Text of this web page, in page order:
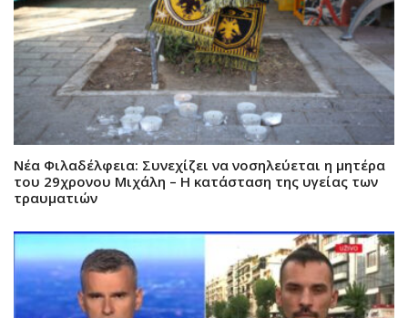
Νέα Φιλαδέλφεια: Συνεχίζει να νοσηλεύεται η μητέρα
του 29χρονου Μιχάλη – Η κατάσταση της υγείας των
τραυματιών